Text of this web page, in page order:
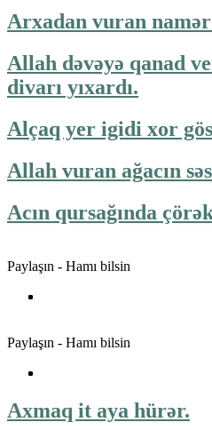
Arxadan vuran
Allah dəvəyə qanad
divarı yıxardı.
Alçaq yer igidi xor
Allah vuran ağacın
Acın qursağında
Paylaşın - Hamı bilsin
Paylaşın - Hamı bilsin
Axmaq it aya hürər.